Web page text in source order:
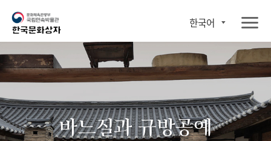
한국어
바느질과 규방공예